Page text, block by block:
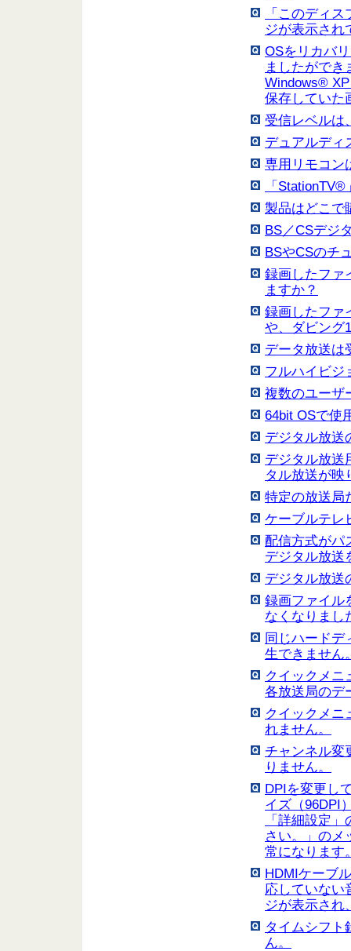
「このディ
ジが表示され
OSをリカバ
ましたができ
Windows®
保存していた
受信レベルは
デュアルディ
専用リモコン
「
製品はどこで
BS／CSデジ
BSやCSのチ
録画したファ
ますか？
録画したファ
や、ダビング
データ放送は
フルハイビジ
複数のユーザ
64bit OSで使
デジタル放送
デジタル放送
タル放送が映
特定の放送局
ケーブルテレ
配信方式がパ
デジタル放送
デジタル放送
録画ファイル
なくなりまし
同じハードデ
生できません
クイックメニ
各放送局のデ
クイックメニ
れません。
チャンネル変
りません。
DPIを変更し
イズ（96DPI
「詳細設定
さい。」のメ
常になります
HDMIケーブ
応していない
ジが表示され
タイムシフト
ん。